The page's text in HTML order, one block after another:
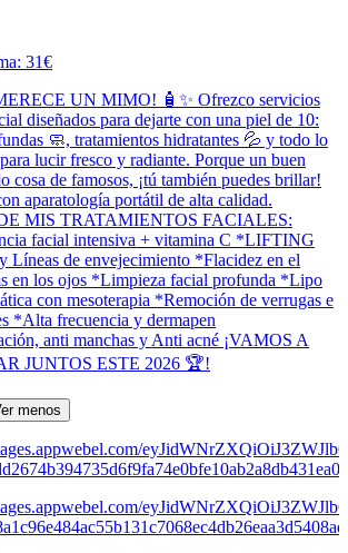
31€
UN MIMO! 🧴✨ Ofrezco servicios
diseñados para dejarte con una piel de 10:
🧼, tratamientos hidratantes 💦 y todo lo
lucir fresco y radiante. Porque un buen
cosa de famosos, ¡tú también puedes brillar!
aparatología portátil de alta calidad.
MIS TRATAMIENTOS FACIALES:
facial intensiva + vitamina C *LIFTING
Líneas de envejecimiento *Flacidez en el
en los ojos *Limpieza facial profunda *Lipo
con mesoterapia *Remoción de verrugas e
*Alta frecuencia y dermapen
anti manchas y Anti acné ¡VAMOS A
JUNTOS ESTE 2026 🏆!
menos